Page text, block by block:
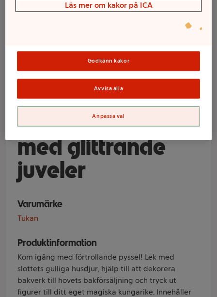
Prinsessor : Bygg,
pyssla och klistra
med glittrande
juveler
Varumärke
Tukan
Produktinformation
Kom igång med förtrollande pyssel! Lek med
slottets gulliga husdjur, hjälp till att dekorera
bakverk till hovets bakförsäljning och tryck ut
figurer till ditt eget magiska kungarike. Innehåller
Sortimentet kan variera mellan butikerna
Läs mer om kakor på ICA
Godkänn kakor
Avvisa alla
Anpassa val